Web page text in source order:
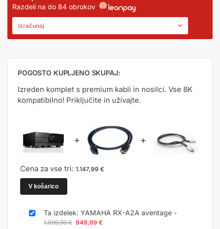
Razdeli na do 84 obrokov
Izračunaj
POGOSTO KUPLJENO SKUPAJ:
Izreden komplet s premium kabli in nosilci. Vse 8K
kompatibilno! Priključite in uživajte.
+ +
Cena za vse tri: 1.147,99 €
V košarico
Ta izdelek: YAMAHA RX-A2A aventage -
1.099,99€ 949,99 €